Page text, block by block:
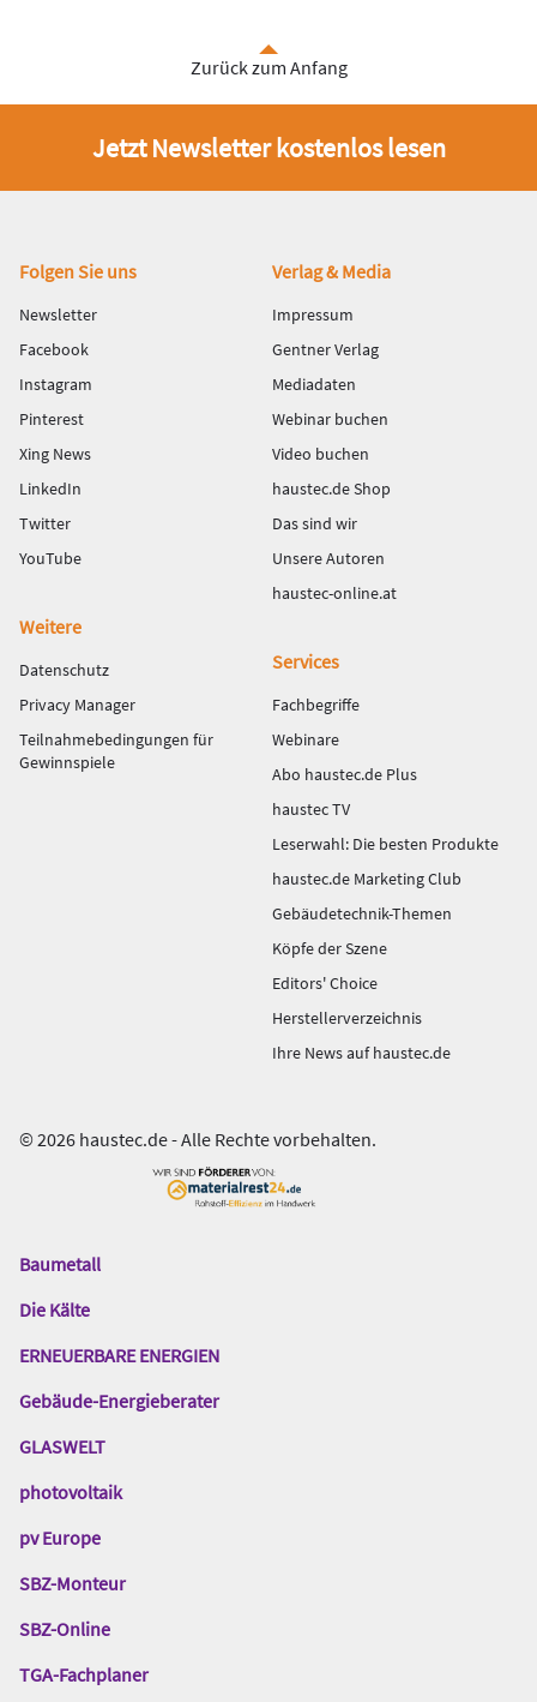
Zurück zum Anfang
Jetzt Newsletter kostenlos lesen
Fußbereich
Folgen Sie uns
Newsletter
Facebook
Instagram
Pinterest
Xing News
LinkedIn
Twitter
YouTube
Verlag & Media
Impressum
Gentner Verlag
Mediadaten
Webinar buchen
Video buchen
haustec.de Shop
Das sind wir
Unsere Autoren
haustec-online.at
Weitere
Datenschutz
Privacy Manager
Teilnahmebedingungen für
Gewinnspiele
Services
Fachbegriffe
Webinare
Abo haustec.de Plus
haustec TV
Leserwahl: Die besten Produkte
haustec.de Marketing Club
Gebäudetechnik-Themen
Köpfe der Szene
Editors' Choice
Herstellerverzeichnis
Ihre News auf haustec.de
© 2026 haustec.de - Alle Rechte vorbehalten.
Das
Gentner
Baumetall
Die Kälte
ERNEUERBARE ENERGIEN
Gebäude-Energieberater
GLASWELT
photovoltaik
pv Europe
SBZ-Monteur
SBZ-Online
TGA-Fachplaner